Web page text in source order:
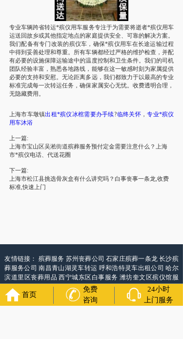
专业车辆跨省转运*殡仪用车服务专注于为需要将逝者*殡仪用车
运送回故乡或其他指定地点的家庭提供安全、可靠的解决方案。
我们配备有专门改装的殡仪车，确保*殡仪用车在长途运输过程
中得到妥善处理和尊重。所有车辆都经过严格的维护检查，并配
有必要的设施保障运输途中的温度控制和卫生条件。我们的司机
团队经验丰富，熟悉各地路线，能够在这一敏感时刻为家属提供
必要的支持和安慰。无论距离多远，我们都致力于以最高的专业
标准完成每一次转运任务，确保家属安心无忧。收费透明合理，
无隐藏费用。
上海市车墩镇出租*殡仪 冰棺需要办手续?临终关怀，专业*殡仪
用车沐浴
上一篇:
上海市宝山区吴淞街道殡葬服务预付定金需要注意什么？上海
市*殡仪电话、代送花圈
下一篇:
上海市松江县挑选骨灰盒有什么讲究吗？白事丧事一条龙,收费
标准,快速上门
友情链接： 殡葬服务 苏州丧葬公司石家庄殡葬一条龙长沙殡
葬服务公司南昌青山湖灵车转运 呼和浩特灵车出租公司哈尔
滨道里区丧葬用品西宁城东区白事服务潍坊奎文区殡仪馆服
务乳山寿衣店铺杭州上城区灵堂布置沈阳浑南区殡葬平台中
国墓地网中国非急救转运网网站建设 中国殡葬一条龙网 中国
救护车网葬花店葬花服务网
首页
免费
咨询
24小时
上门服务